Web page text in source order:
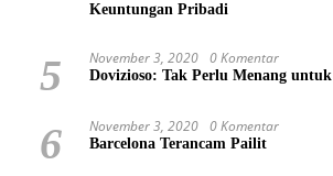
Keuntungan Pribadi
5 November 3, 2020 0 Komentar
Dovizioso: Tak Perlu Menang
6 November 3, 2020 0 Komentar
Barcelona Terancam Pailit